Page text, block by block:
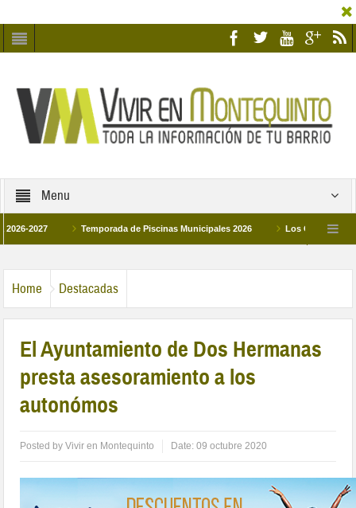
Menu
Temporada de Piscinas Municipales 2026 Los Campus de
Home Destacadas
El Ayuntamiento de Dos Hermanas
presta asesoramiento a los
autonómos
Posted byVivir en Montequinto Date:09 octubre 2020